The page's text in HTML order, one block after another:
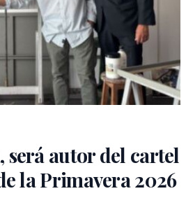
será autor del cartel
la Primavera 2026